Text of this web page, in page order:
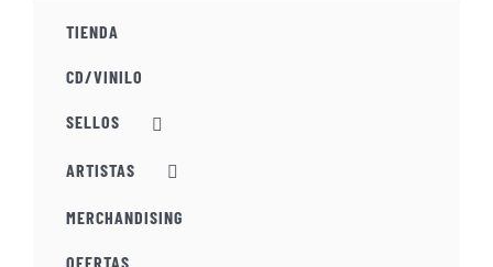
TIENDA
CD/VINILO
SELLOS
ARTISTAS
MERCHANDISING
OFERTAS